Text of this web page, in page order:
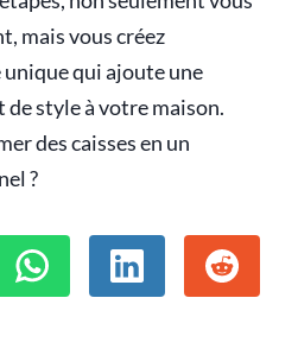
mais vous créez
qui ajoute une
style à votre maison.
des caisses en un
?